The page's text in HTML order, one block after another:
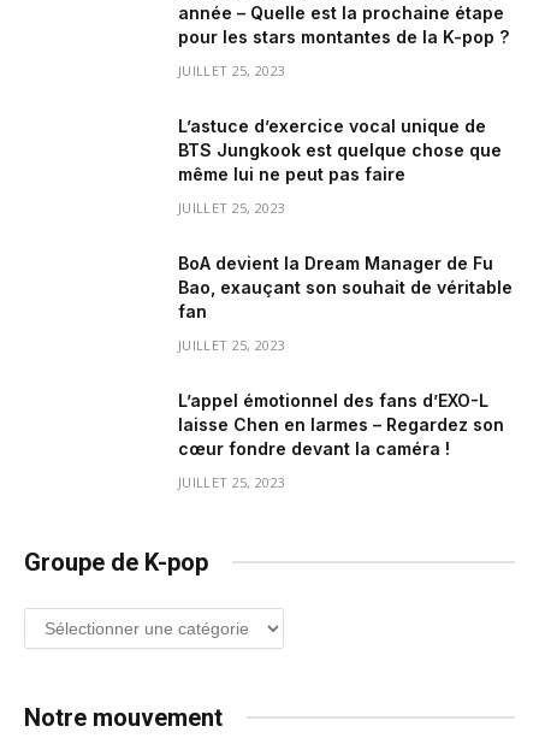
année – Quelle est la prochaine étape
pour les stars montantes de la K-pop ?
JUILLET 25, 2023
L’astuce d’exercice vocal unique de
BTS Jungkook est quelque chose que
même lui ne peut pas faire
JUILLET 25, 2023
BoA devient la Dream Manager de Fu
Bao, exauçant son souhait de véritable
fan
JUILLET 25, 2023
L’appel émotionnel des fans d’EXO-L
laisse Chen en larmes – Regardez son
cœur fondre devant la caméra !
JUILLET 25, 2023
Groupe de K-pop
Groupe
de
Notre mouvement